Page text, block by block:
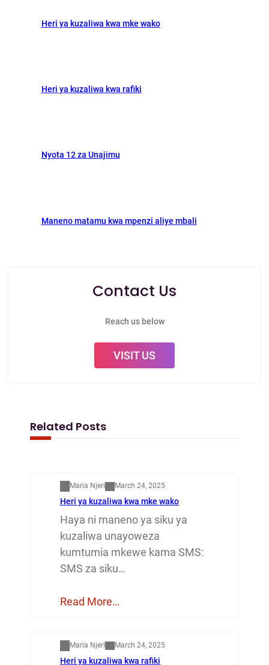
Heri ya kuzaliwa kwa mke wako
Heri ya kuzaliwa kwa rafiki
Nyota 12 za Unajimu
Maneno matamu kwa mpenzi aliye mbali
Contact Us
Reach us below
VISIT US
Related Posts
Maria Njeri March 24, 2025
Heri ya kuzaliwa kwa mke wako
Haya ni maneno ya siku ya
kuzaliwa unayoweza
kumtumia mkewe kama SMS:
SMS za siku…
Read More…
Maria Njeri March 24, 2025
Heri ya kuzaliwa kwa rafiki